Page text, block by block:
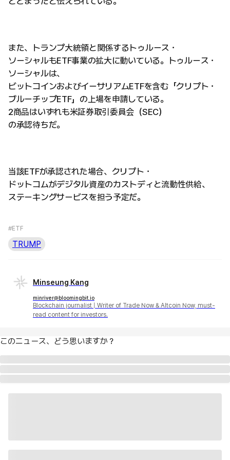
また、トランプ大統領と関係するトゥルース・
ソーシャルもETF事業の拡大に動いている。トゥルース・
ソーシャルは、
ビットコインおよびイーサリアムETFを含む「クリプト・
ブルーチップETF」の上場を申請している。
2商品はいずれも米証券取引委員会（SEC）
の承認待ちだ。
当該ETFが承認された場合、クリプト・
ドットコムがデジタル資産のカストディと流動性供給、
ステーキングサービスを担う予定だ。
#ETF
TRUMP
Minseung Kang
minriver@bloomingbit.io
Blockchain journalist | Writer of Trade Now & Altcoin Now, must-
read content for investors.
このニュース、どう思いますか？